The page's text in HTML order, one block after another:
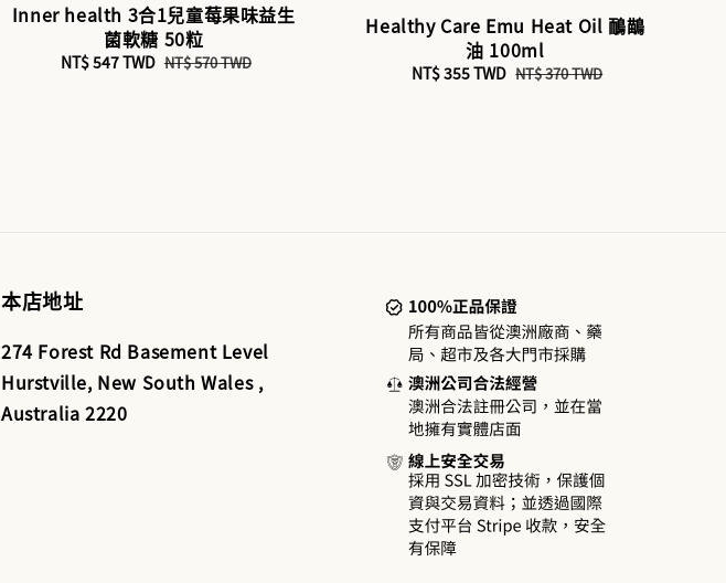
Inner health 3合1兒童莓果味益生
菌軟糖 50粒
Sale
NT$ 547 TWD Regular
NT$ 570 TWD
Healthy Care Emu Heat Oil 鴯鶓
油 100ml
Sale
NT$ 355 TWD Regular
NT$ 370 TWD
本店地址
274 Forest Rd Basement Level
Hurstville, New South Wales ,
Australia 2220